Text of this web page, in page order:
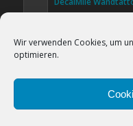
Cookies helfen uns
unserer Inhalte und
weitere Nutzung der
Wir verwenden Cookies, um
optimieren.
20. Januar 2026 - 16:25
Kinderzimmer
20. Januar 2026 - 15:44